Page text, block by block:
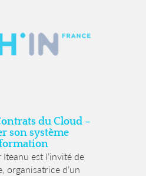
du Cloud –
son système
est l’invité de
organisatrice d’un